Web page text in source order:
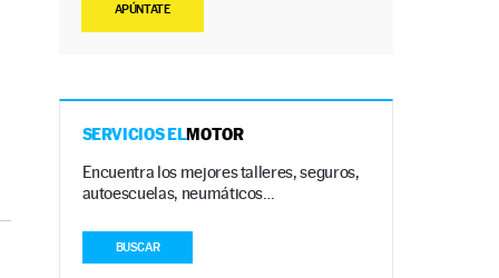
APÚNTATE
SERVICIOS ELMOTOR
Encuentra los mejores talleres, seguros,
autoescuelas, neumáticos…
BUSCAR